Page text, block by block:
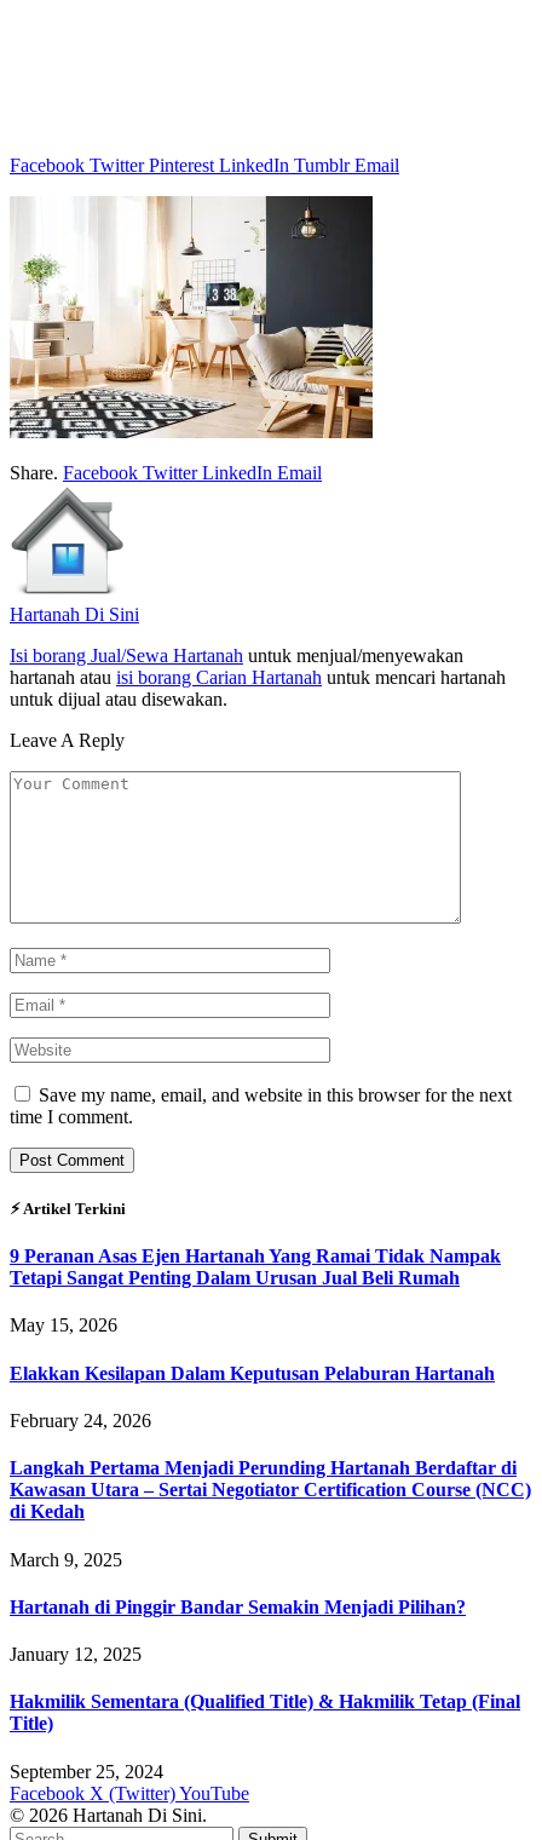
Facebook Twitter Pinterest LinkedIn Tumblr Email
Share. Facebook Twitter LinkedIn Email
Hartanah Di Sini
Isi borang Jual/Sewa Hartanah untuk menjual/menyewakan
hartanah atau isi borang Carian Hartanah untuk mencari hartanah
untuk dijual atau disewakan.
Leave A Reply
Save my name, email, and website in this browser for the next
time I comment.
⚡︎ Artikel Terkini
9 Peranan Asas Ejen Hartanah Yang Ramai Tidak Nampak
Tetapi Sangat Penting Dalam Urusan Jual Beli Rumah
May 15, 2026
Elakkan Kesilapan Dalam Keputusan Pelaburan Hartanah
February 24, 2026
Langkah Pertama Menjadi Perunding Hartanah Berdaftar di
Kawasan Utara – Sertai Negotiator Certification Course (NCC)
di Kedah
March 9, 2025
Hartanah di Pinggir Bandar Semakin Menjadi Pilihan?
January 12, 2025
Hakmilik Sementara (Qualified Title) & Hakmilik Tetap (Final
Title)
September 25, 2024
Facebook X (Twitter)YouTube
© 2026 Hartanah Di Sini.